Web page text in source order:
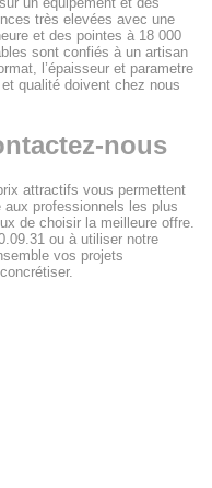
très elevées avec une
et des pointes à 18 000
sont confiés à un artisan
l’épaisseur et parametre
qualité doivent chez nous
nous
attractifs vous permettent
aux professionnels les plus
de choisir la meilleure offre.
ou à utiliser notre
vos projets